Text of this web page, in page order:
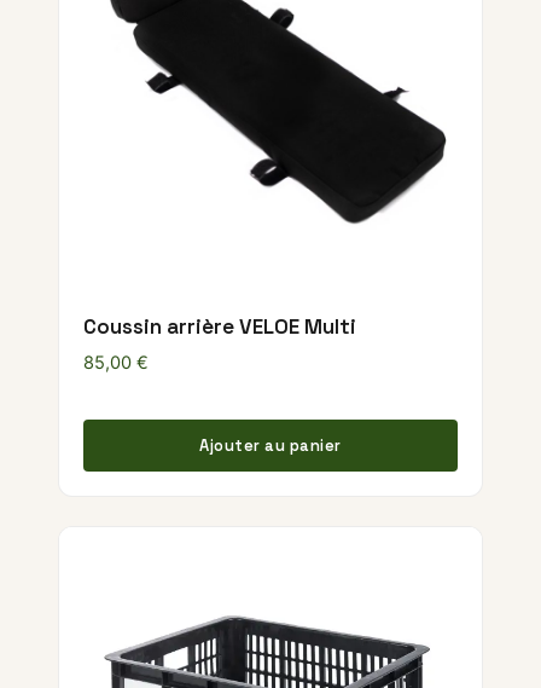
Coussin arrière VELOE Multi
85,00 €
Ajouter au panier